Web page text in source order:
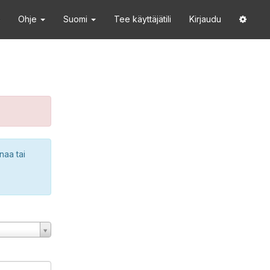
Ohje Suomi Tee käyttäjätili Kirjaudu
tai